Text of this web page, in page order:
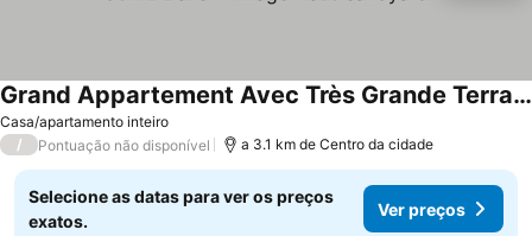
Casa/apartamento inteiro
Grand Appartement Avec Très Grande Terrasse De 50m2 Dans 1 Village Haut-savoyard
Ver preços
/ Pontuação não disponível a 3.1 km de Centro da cidade
Selecione as datas para ver os preços
exatos.
Ver preços